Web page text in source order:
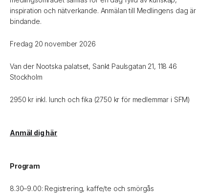
inspiration och nätverkande. Anmälan till Medlingens dag är
bindande.
Fredag 20 november 2026
Van der Nootska palatset, Sankt Paulsgatan 21, 118 46
Stockholm
2950 kr inkl. lunch och fika (2750 kr för medlemmar i SFM)
Anmäl dig här
Program
8.30–9.00: Registrering, kaffe/te och smörgås